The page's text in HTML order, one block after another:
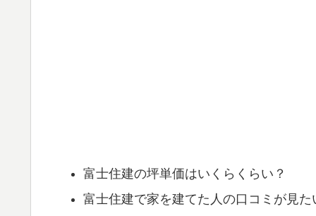
富士住建の坪単価はいくらくらい？
富士住建で家を建てた人の口コミが見た